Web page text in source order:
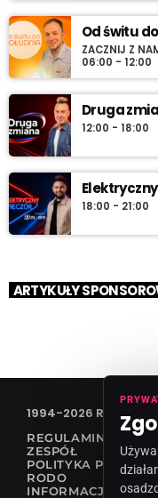
Od świtu
ZACZNIJ Z
06:00 - 12:00
Druga
12:00 - 18:00
18:00 - 21:00
ARTYKUŁY
1994-2026 RADIO
REGULAMIN
ZESPÓŁ
POLITYKA
RODO
INFORMACJA O